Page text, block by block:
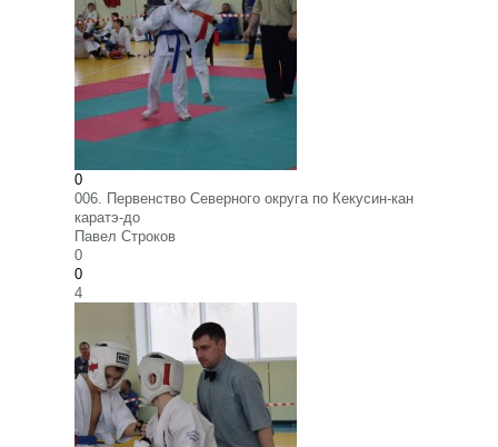
0
006. Первенство Северного округа по Кекусин-кан
каратэ-до
Павел Строков
0
0
4